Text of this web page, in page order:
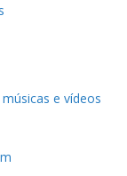
e vídeos